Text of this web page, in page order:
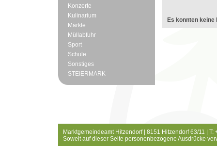
Konzerte
Kulinarium
Märkte
Müllabfuhr
Sport
Schule
Sonstiges
STEIERMARK
Es konnten keine
Marktgemeindeamt Hitzendorf | 8151 Hitzendorf 63/11 |
Soweit auf dieser Seite personenbezogene Ausdrücke